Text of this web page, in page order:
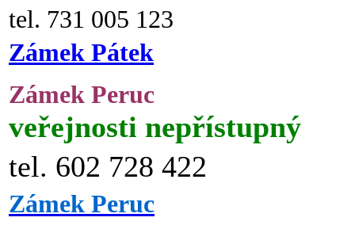
tel. 731 005 123
Zámek Pátek
Zámek Peruc
veřejnosti nepřístupný
tel. 602 728 422
Zámek Peruc